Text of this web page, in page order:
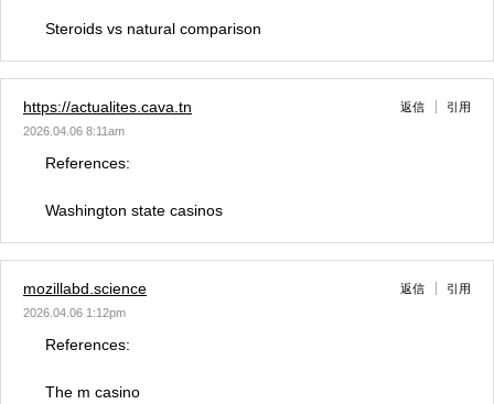
Steroids vs natural comparison
https://actualites.cava.tn
2026.04.06 8:11am
返信 引用
References:
Washington state casinos
mozillabd.science
2026.04.06 1:12pm
返信 引用
References:
The m casino